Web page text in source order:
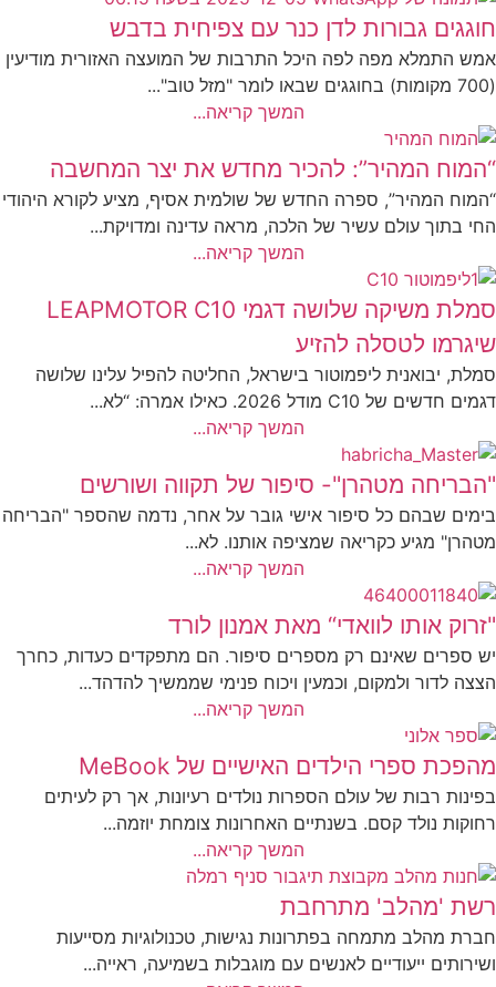
חוגגים גבורות לדן כנר עם צפיחית בדבש
אמש התמלא מפה לפה היכל התרבות של המועצה האזורית מודיעין
(700 מקומות) בחוגגים שבאו לומר "מזל טוב"...
המשך קריאה...
“המוח המהיר”: להכיר מחדש את יצר המחשבה
“המוח המהיר”, ספרה החדש של שולמית אסיף, מציע לקורא היהודי
החי בתוך עולם עשיר של הלכה, מראה עדינה ומדויקת...
המשך קריאה...
סמלת משיקה שלושה דגמי LEAPMOTOR C10
שיגרמו לטסלה להזיע
סמלת, יבואנית ליפמוטור בישראל, החליטה להפיל עלינו שלושה
דגמים חדשים של C10 מודל 2026. כאילו אמרה: “לא...
המשך קריאה...
"הבריחה מטהרן"- סיפור של תקווה ושורשים
בימים שבהם כל סיפור אישי גובר על אחר, נדמה שהספר "הבריחה
מטהרן" מגיע כקריאה שמציפה אותנו. לא...
המשך קריאה...
"זרוק אותו לוואדי“ מאת אמנון לורד
יש ספרים שאינם רק מספרים סיפור. הם מתפקדים כעדות, כחרך
הצצה לדור ולמקום, וכמעין ויכוח פנימי שממשיך להדהד...
המשך קריאה...
מהפכת ספרי הילדים האישיים של MeBook
בפינות רבות של עולם הספרות נולדים רעיונות, אך רק לעיתים
רחוקות נולד קסם. בשנתיים האחרונות צומחת יוזמה...
המשך קריאה...
רשת 'מהלב' מתרחבת
חברת מהלב מתמחה בפתרונות נגישות, טכנולוגיות מסייעות
ושירותים ייעודיים לאנשים עם מוגבלות בשמיעה, ראייה...